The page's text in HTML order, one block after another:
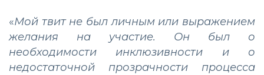
«Мой твит не был личным или выражением
желания на участие. Он был о
необходимости инклюзивности и о
недостаточной прозрачности процесса